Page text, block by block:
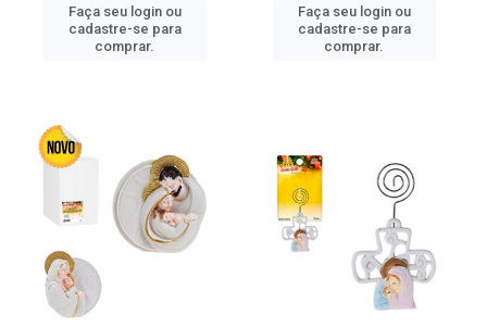
Faça seu login ou
cadastre-se para
comprar.
Faça seu login ou
cadastre-se para
comprar.